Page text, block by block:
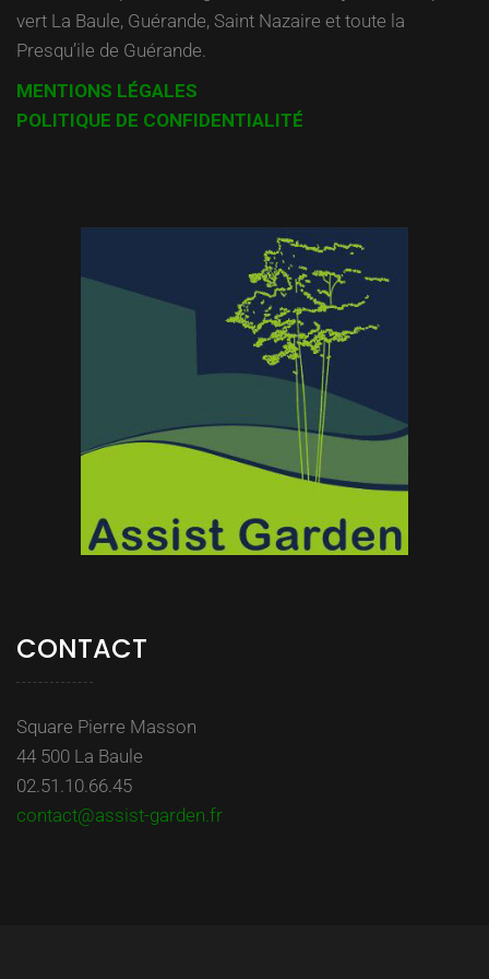
vert La Baule, Guérande, Saint Nazaire et toute la
Presqu’ile de Guérande.
MENTIONS LÉGALES
POLITIQUE DE CONFIDENTIALITÉ
CONTACT
Square Pierre Masson
44 500 La Baule
02.51.10.66.45
contact@assist-garden.fr